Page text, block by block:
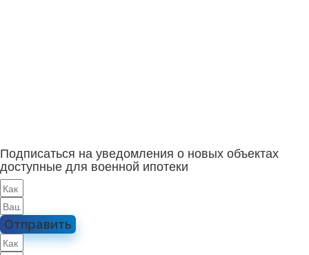
Подписаться на уведомления о новых объектах
доступные для военной ипотеки
Отправить